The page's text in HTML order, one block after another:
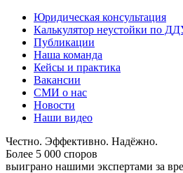
Юридическая консультация
Калькулятор неустойки по
Публикации
Наша команда
Кейсы и практика
Вакансии
СМИ о нас
Новости
Наши видео
Честно. Эффективно. Надёжно.
Более 5 000 споров
выиграно нашими экспертами за